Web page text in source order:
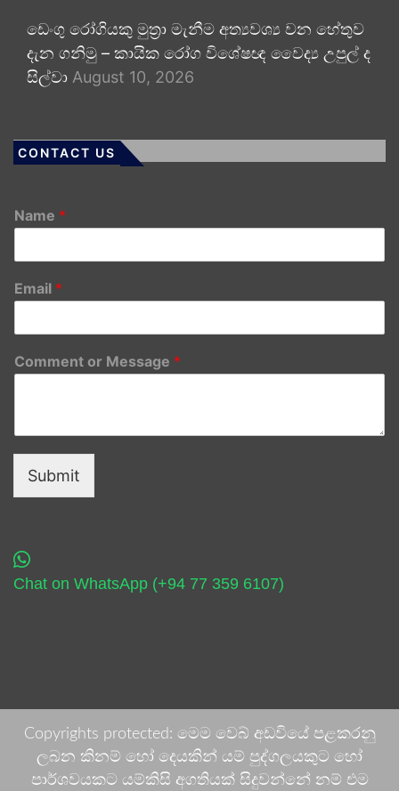
ඩෙංගු රෝගියකු ⁣මුත්‍රා මැනීම අත්‍යවශ්‍ය වන හේතුව
දැන ගනිමු – කායික රෝග විශේෂඥ වෛද්‍ය උපුල් ද
සිල්වා August 10, 2026
CONTACT US
Name *
Email *
Comment or Message *
Submit
Chat on WhatsApp (+94 77 359 6107)
Copyrights protected: මෙම වෙබ් අඩවියේ පළකරනු
ලබන කිනම් හෝ දෙයකින් යම් පුද්ගලයකුට හෝ
පාර්ශවයකට යම්කිසි අගතියක් සිදුවන්නේ නම් එම